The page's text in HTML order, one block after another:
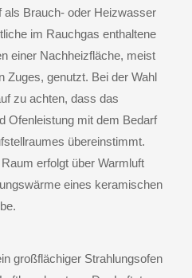
als Brauch- oder Heizwasser
im Rauchgas enthaltene
einer Nachheizfläche, meist
Zuges, genutzt. Bei der Wahl
zu achten, dass das
Ofenleistung mit dem Bedarf
übereinstimmt.
erfolgt über Warmluft
eines keramischen
großflächiger Strahlungsofen